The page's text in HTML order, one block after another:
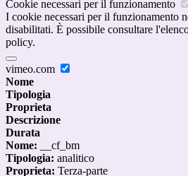
Cookie necessari per il funzionamento
I cookie necessari per il funzionamento
disabilitati. È possibile consultare
policy.
vimeo.com
Nome
Tipologia
Proprieta
Descrizione
Durata
Nome: __cf_bm
Tipologia: analitico
Proprieta: Terza-parte